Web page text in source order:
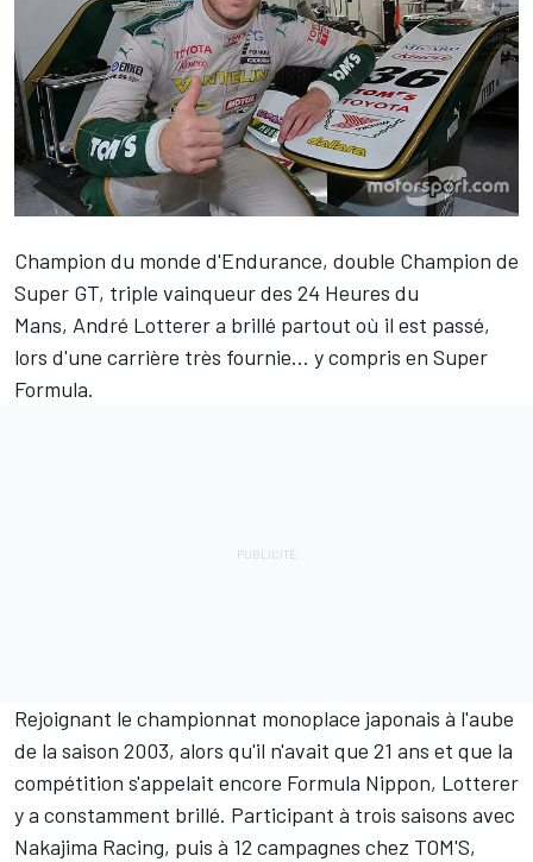
Champion du monde d'Endurance, double Champion de
Super GT, triple vainqueur des 24 Heures du
Mans, André Lotterera brillé partout où il est passé,
lors d'une carrière très fournie... y compris en Super
Formula.
Rejoignant le championnat monoplace japonais à l'aube
de la saison 2003, alors qu'il n'avait que 21 ans et que la
compétition s'appelait encore Formula Nippon, Lotterer
y a constamment brillé. Participant à trois saisons avec
Nakajima Racing, puis à 12 campagnes chez TOM'S,